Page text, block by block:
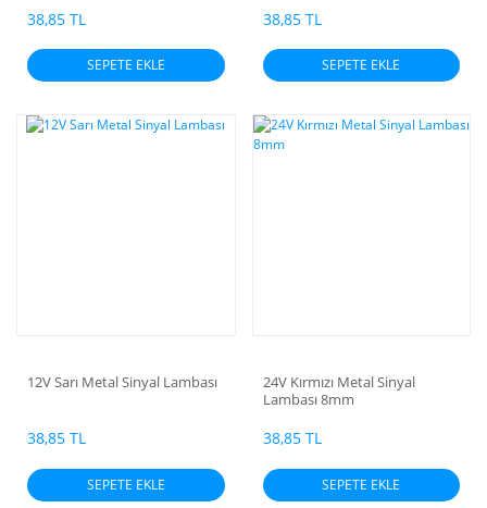
38,85 TL
SEPETE EKLE
38,85 TL
SEPETE EKLE
12V Sarı Metal Sinyal Lambası
38,85 TL
SEPETE EKLE
24V Kırmızı Metal Sinyal
Lambası 8mm
38,85 TL
SEPETE EKLE